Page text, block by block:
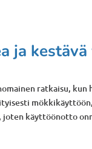
ja
ratkaisu,
käyttöönotto